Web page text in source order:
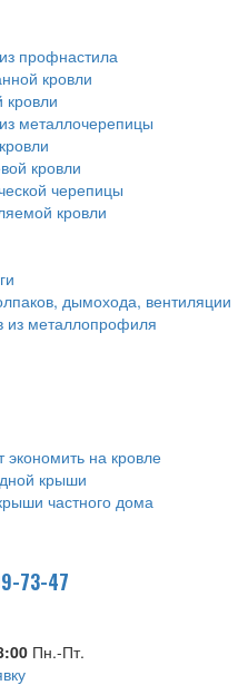
профнастила
кровли
кровли
металлочерепицы
кровли
черепицы
кровли
дымохода, вентиляции
из металлопрофиля
экономить на кровле
крыши
частного дома
73-47
Пн.-Пт.